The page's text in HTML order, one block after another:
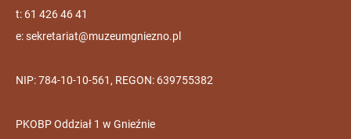
t: 61 426 46 41
e:sekretariat@muzeumgniezno.pl
NIP: 784-10-10-561, REGON: 639755382
PKOBP Oddział 1 w Gnieźnie